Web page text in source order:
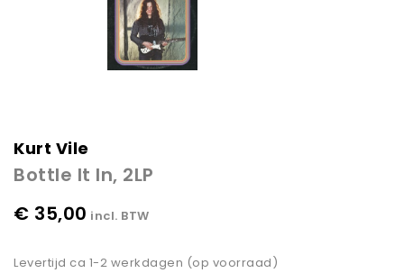
Kurt Vile
Bottle It In, 2LP
€ 35,00 incl. BTW
Levertijd ca 1-2 werkdagen (op voorraad)